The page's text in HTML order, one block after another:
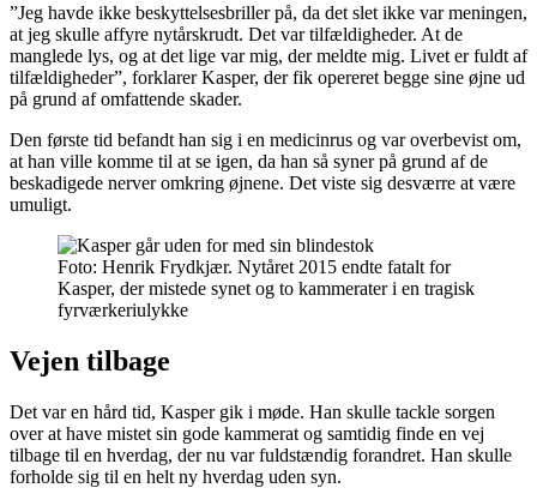
”Jeg havde ikke beskyttelsesbriller på, da det slet ikke var meningen,
at jeg skulle affyre nytårskrudt. Det var tilfældigheder. At de
manglede lys, og at det lige var mig, der meldte mig. Livet er fuldt af
tilfældigheder”, forklarer Kasper, der fik opereret begge sine øjne ud
på grund af omfattende skader.
Den første tid befandt han sig i en medicinrus og var overbevist om,
at han ville komme til at se igen, da han så syner på grund af de
beskadigede nerver omkring øjnene. Det viste sig desværre at være
umuligt.
Foto: Henrik Frydkjær. Nytåret 2015 endte fatalt for
Kasper, der mistede synet og to kammerater i en tragisk
fyrværkeriulykke
Vejen tilbage
Det var en hård tid, Kasper gik i møde. Han skulle tackle sorgen
over at have mistet sin gode kammerat og samtidig finde en vej
tilbage til en hverdag, der nu var fuldstændig forandret. Han skulle
forholde sig til en helt ny hverdag uden syn.